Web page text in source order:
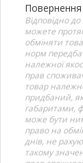
Повернення
Відповідно
можете
обміняти
норм
належної
прав
товар
придбаний,
габаритами,
може бути
право на
днів, не
такому